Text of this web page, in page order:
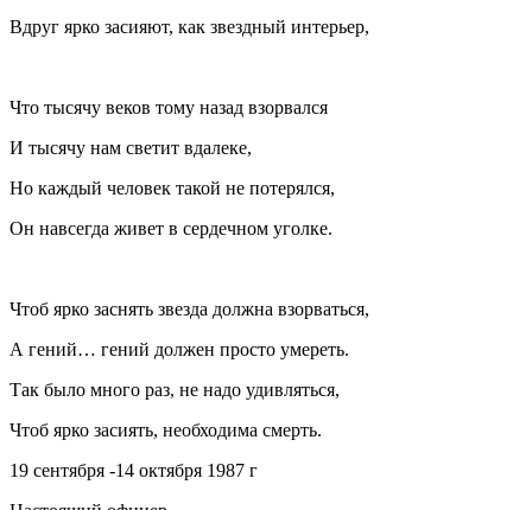
Вдруг ярко засияют, как звездный интерьер,
Что тысячу веков тому назад взорвался
И тысячу нам светит вдалеке,
Но каждый человек такой не потерялся,
Он навсегда живет в сердечном уголке.
Чтоб ярко заснять звезда должна взорваться,
А гений… гений должен просто умереть.
Так было много раз, не надо удивляться,
Чтоб ярко засиять, необходима смерть.
19 сентября -14 октября 1987 г